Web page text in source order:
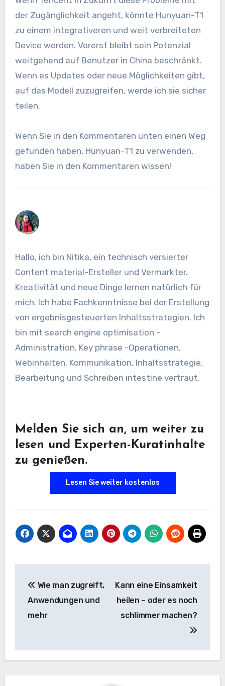
der Zugänglichkeit angeht, könnte Hunyuan-T1
zu einem integrativeren und weit verbreiteten
Device werden. Vorerst bleibt sein Potenzial
weitgehend auf Benutzer in China beschränkt.
Wenn es Updates oder neue Möglichkeiten gibt,
auf das Modell zuzugreifen, werde ich sie sicher
teilen.
Wenn Sie in den Kommentaren unten einen Weg
gefunden haben, Hunyuan-T1 zu verwenden,
haben Sie in den Kommentaren wissen!
Hallo, ich bin Nitika, ein technisch versierter
Content material-Ersteller und Vermarkter.
Kreativität und neue Dinge lernen natürlich für
mich. Ich habe Fachkenntnisse bei der Erstellung
von ergebnisgesteuerten Inhaltsstrategien. Ich
bin mit search engine optimisation -
Administration, Key phrase -Operationen,
Webinhalten, Kommunikation, Inhaltsstrategie,
Bearbeitung und Schreiben intestine vertraut.
Melden Sie sich an, um weiter zu
lesen und Experten-Kuratinhalte
zu genießen.
Lesen Sie weiter kostenlos
Navigation
Wie man zugreift,
Anwendungen und
mehr
Kann eine Einsamkeit
heilen – oder es noch
schlimmer machen?